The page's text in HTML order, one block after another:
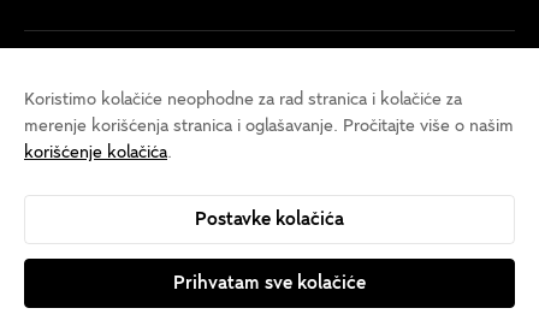
Koristimo kolačiće neophodne za rad stranica i kolačiće za
merenje korišćenja stranica i oglašavanje. Pročitajte više o našim
korišćenje kolačića.
Postavke kolačića
Prihvatam sve kolačiće